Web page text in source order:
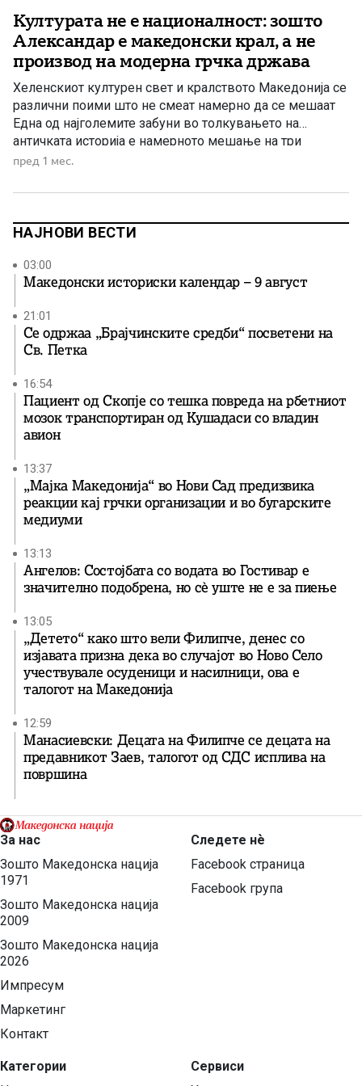
Културата не е националност: зошто
Александар е македонски крал, а не
производ на модерна грчка држава
Хеленскиот културен свет и кралството Македонија се
различни поими што не смеат намерно да се мешаат
Една од најголемите забуни во толкувањето на
античката историја е намерното мешање на три
различни поими: култура, јазик за комуникација и
се создава впечаток дека Александар Македонски
пред 1 мес.
НАЈНОВИ ВЕСТИ
03:00
Македонски историски календар – 9 август
21:01
Се одржаа „Брајчинските средби“ посветени на
Св. Петка
16:54
Пациент од Скопје со тешка повреда на рбетниот
мозок транспортиран од Кушадаси со владин
авион
13:37
„Мајка Македонија“ во Нови Сад предизвика
реакции кај грчки организации и во бугарските
медиуми
13:13
Ангелов: Состојбата со водата во Гостивар е
значително подобрена, но сè уште не е за пиење
13:05
„Детето“ како што вели Филипче, денес со
изјавата призна дека во случајот во Ново Село
учествувале осуденици и насилници, ова е
талогот на Македонија
12:59
Манасиевски: Децата на Филипче се децата на
предавникот Заев, талогот од СДС исплива на
површина
За нас
Зошто Македонска нација
1971
Зошто Македонска нација
2009
Зошто Македонска нација
2026
Импресум
Маркетинг
Контакт
Категории
Следете нѐ
Facebook страница
Facebook група
Сервиси